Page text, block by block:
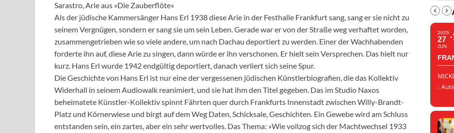
Sarastro, Arie aus »Die Zauberflöte«
Als der jüdische Kammersänger Hans Erl 1938 diese Arie in der Festhalle Frankfurt sang, sang er sie nicht zu
seinem Vergnügen, sondern er sang sie um sein Leben. Gerade war er von der Straße weg verhaftet worden,
zusammengetrieben wie so viele andere, um nach Dachau deportiert zu werden. Einer der Wachhabenden
forderte ihn auf, diese Arie zu singen, dann würde er ihn verschonen. Er hielt sein Versprechen. Das hielt nur
kurz. Hans Erl wurde 1942 endgültig deportiert, danach verliert sich seine Spur.
Die Geschichte von Hans Erl ist nur eine der vergessenen jüdischen Künstlerbiografien, die das Kollektiv
Widerhall in seinem Audiowalk reanimiert, und sie hat ihm den Titel gegeben. Das im Studio Naxos
beheimatete Künstler-Kollektiv spinnt Fährten quer durch Frankfurts Innenstadt zwischen Willy-Brandt-
Platz und Körnerwiese und birgt auf dem Weg Daten, Schicksale, Geschichten. Ein Gewebe wird am Schluss
entstanden sein, ein zartes, aber ein sehr wertvolles. Das Thema: »Wie vollzog sich der Machtwechsel 1933
2025
27
JUN
: